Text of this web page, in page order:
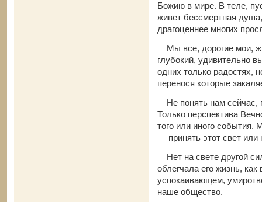
Божию в мире. В теле,
живет бессмертная
драгоценнее многих
Мы все, дорогие мои,
глубокий, удивительно
одних только радостях,
перенося которые
Не понять нам сейчас,
Только перспектива
того или иного
— принять этот свет или
Нет на свете другой
облегчала его жизнь,
успокаивающем,
наше общество.